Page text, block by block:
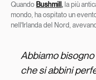
Quando Bushmill, la più
mondo, ha ospitato un
nell'Irlanda del Nord,
Abbiamo
che si abbini